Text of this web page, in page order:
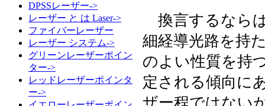
DPSSレーザー->
レーザー と は Laser->
ファイバーレーザー
レーザー システム->
グリーンレーザーポイン
ター->
レッドレーザーポインタ
ー->
換言するなら
細経導光路を持
のよい性質を持
定される傾向に